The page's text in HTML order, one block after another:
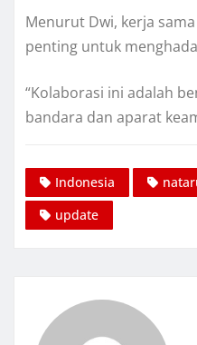
Menurut Dwi, kerja
penting untuk
“Kolaborasi ini adalah
bandara dan aparat
Indonesia
update